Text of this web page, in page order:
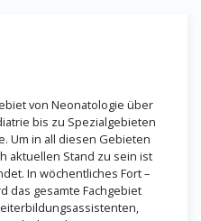
von Neonatologie über
bis zu Spezialgebieten
Um in all diesen Gebieten
aktuellen Stand zu sein ist
In wöchentliches Fort –
das gesamte Fachgebiet